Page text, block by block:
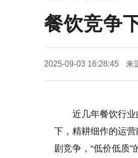
餐饮竞争
2025-09-03 16:28:45 来
近几年餐饮行
下，精耕细作的运
剧竞争，“低价低质